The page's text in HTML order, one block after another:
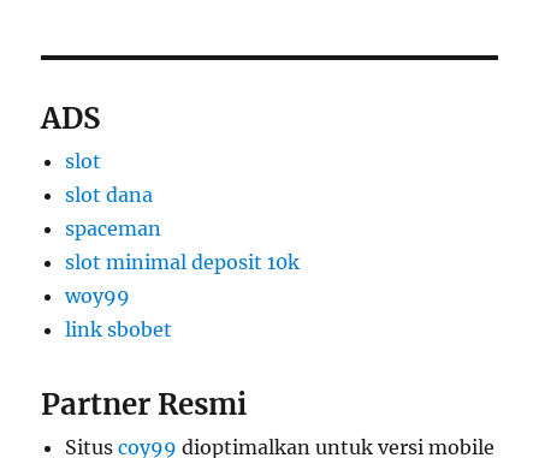
ADS
slot
slot dana
spaceman
slot minimal deposit 10k
woy99
link sbobet
Partner Resmi
Situscoy99 dioptimalkan untuk versi mobile